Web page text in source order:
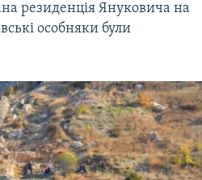
резиденція Януковича на
особняки були